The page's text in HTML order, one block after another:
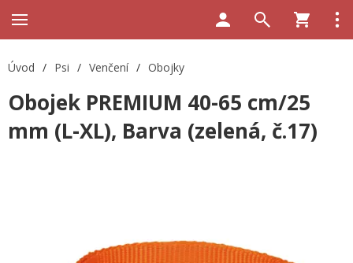
Úvod / Psi / Venčení / Obojky
Obojek PREMIUM 40-65 cm/25
mm (L-XL), Barva (zelená, č.17)